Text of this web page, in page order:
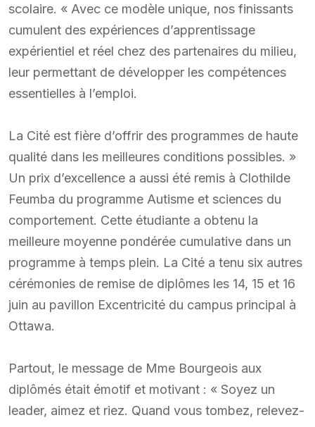
scolaire. « Avec ce modèle unique, nos finissants
cumulent des expériences d’apprentissage
expérientiel et réel chez des partenaires du milieu,
leur permettant de développer les compétences
essentielles à l’emploi.
La Cité est fière d’offrir des programmes de haute
qualité dans les meilleures conditions possibles. »
Un prix d’excellence a aussi été remis à Clothilde
Feumba du programme Autisme et sciences du
comportement. Cette étudiante a obtenu la
meilleure moyenne pondérée cumulative dans un
programme à temps plein. La Cité a tenu six autres
cérémonies de remise de diplômes les 14, 15 et 16
juin au pavillon Excentricité du campus principal à
Ottawa.
Partout, le message de Mme Bourgeois aux
diplômés était émotif et motivant : « Soyez un
leader, aimez et riez. Quand vous tombez, relevez-